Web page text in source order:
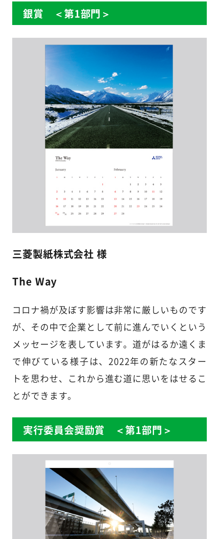
銀賞 ＜第1部門＞
三菱製紙株式会社 様
The Way
コロナ禍が及ぼす影響は非常に厳しいものです
が、その中で企業として前に進んでいくという
メッセージを表しています。道がはるか遠くま
で伸びている様子は、2022年の新たなスター
トを思わせ、これから進む道に思いをはせるこ
とができます。
実行委員会奨励賞 ＜第1部門＞